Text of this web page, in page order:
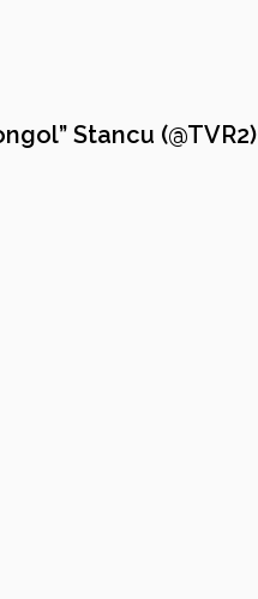
Stancu (@TVR2)